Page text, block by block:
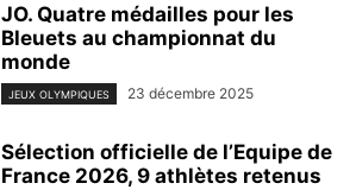
JO. Quatre médailles pour les
Bleuets au championnat du
monde
JEUX OLYMPIQUES 23 décembre 2025
Sélection officielle de l’Equipe de
France 2026, 9 athlètes retenus